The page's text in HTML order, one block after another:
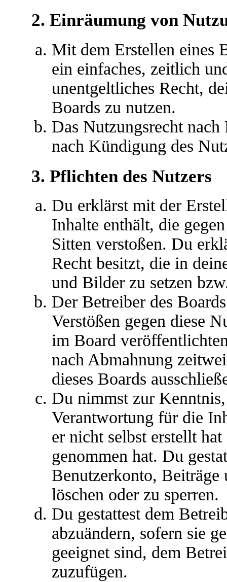
2. Einräumung von
Mit dem Erstellen eines
ein einfaches, zeitlich
unentgeltliches Recht,
Boards zu nutzen.
Das Nutzungsrecht
nach Kündigung des
3. Pflichten des Nutzers
Du erklärst mit der
Inhalte enthält, die
Sitten verstoßen. Du
Recht besitzt, die in
und Bilder zu setzen
Der Betreiber des
Verstößen gegen diese
im Board
nach Abmahnung
dieses Boards
Du nimmst zur
Verantwortung für die
er nicht selbst erstellt
genommen hat. Du
Benutzerkonto,
löschen oder zu sperren.
Du gestattest dem
abzuändern, sofern sie
geeignet sind, dem
zuzufügen.